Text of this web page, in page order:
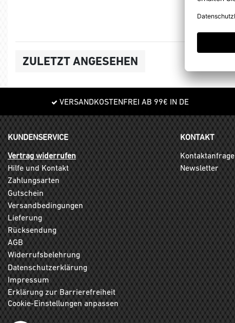
ZULETZT ANGESEHEN
VERSANDKOSTENFREI AB 99€ IN DE
KUNDENSERVICE
Vertrag widerrufen
Hilfe und Kontakt
Zahlungsarten
Gutschein
Versandbedingungen
Lieferung
Rücksendung
AGB
Widerrufsbelehrung
Datenschutzerklärung
Impressum
Erklärung zur Barrierefreiheit
Cookie-Einstellungen anpassen
KONTAKT
Kontaktanfrage
Newsletter